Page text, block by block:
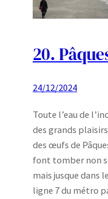
20.
24/12/2024
Toute l’eau de
des grands
des œufs de
font tomber non
mais jusque dans
ligne 7 du métro